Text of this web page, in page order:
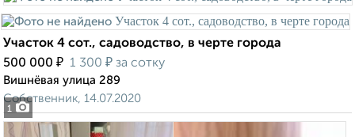
1
Участок 4 сот., садоводство, в черте города
500 000 ₽ 1 300 ₽ за сотку
Вишнёвая улица 289
Собственник, 14.07.2020